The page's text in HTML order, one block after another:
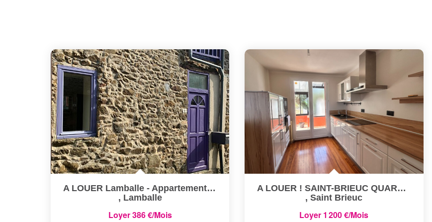
A LOUER Lamballe - Appartement T2 Duplex
, Lamballe
Loyer 386 €/mois
A LOUER ! SAINT-BRIEUC QUARTIER TERTRE NOTRE DAME - MAISON...
,Saint Brieuc
Loyer 1 200 €/mois